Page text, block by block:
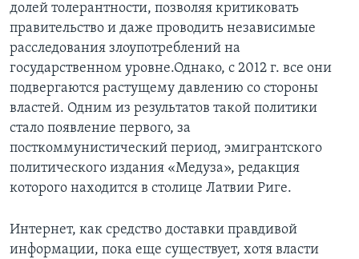
долей толерантности, позволяя критиковать
правительство и даже проводить независимые
расследования злоупотреблений на
государственном уровне.Однако, с 2012 г. все они
подвергаются растущему давлению со стороны
властей. Одним из результатов такой политики
стало появление первого, за
посткоммунистический период, эмигрантского
политического издания «Медуза», редакция
которого находится в столице Латвии Риге.
Интернет, как средство доставки правдивой
информации, пока еще существует, хотя власти